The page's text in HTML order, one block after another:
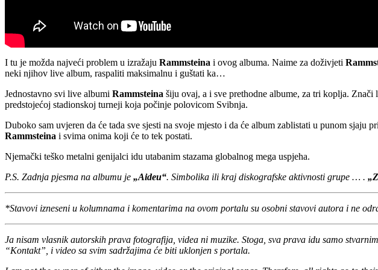
I tu je možda najveći problem u izražaju Rammsteina i ovog albuma. Naime za doživjeti
neki njihov live album, raspaliti maksimalnu i guštati ka…
Jednostavno svi live albumi Rammsteina šiju ovaj, a i sve prethodne albume, za tri koplja.
predstojećoj stadionskoj turneji koja počinje polovicom Svibnja.
Duboko sam uvjeren da će tada sve sjesti na svoje mjesto i da će album zablistati u punom
Rammsteina i svima onima koji će to tek postati.
Njemački teško metalni genijalci idu utabanim stazama globalnog mega uspjeha.
P.S. Zadnja pjesma na albumu je „Aideu“. Simbolika ili kraj diskografske aktivnosti grupe … .
*Stavovi izneseni u kolumnama i komentarima na ovom portalu su osobni stavovi autora i ne
Ja nisam vlasnik autorskih prava fotografija, videa ni muzike. Stoga, sva prava idu samo
“Kontakt”, i video sa svim sadržajima će biti uklonjen s portala.